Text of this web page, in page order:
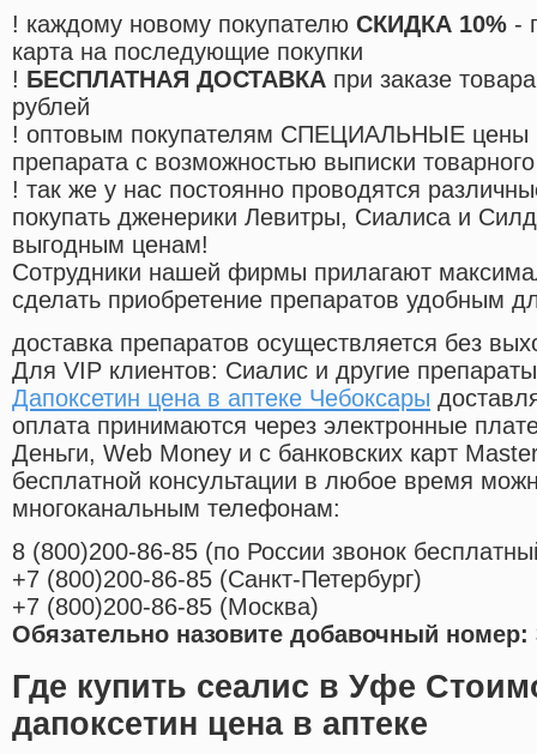
! каждому новому покупателю СКИДКА 10% -
карта на последующие покупки
! БЕСПЛАТНАЯ ДОСТАВКА при заказе
рублей
! оптовым покупателям СПЕЦИАЛЬНЫЕ цены
препарата с возможностью выписки
! так же у нас постоянно проводятся
покупать дженерики Левитры, Сиалиса и
выгодным ценам!
Cотрудники нашей фирмы прилагают
сделать приобретение препаратов удобным
доставка препаратов осуществляется без
Для VIP клиентов: Сиалис и другие
Дапоксетин цена в аптеке Чебоксары
оплата принимаются через электронные
Деньги, Web Money и с банковских карт
бесплатной консультации в любое время
многоканальным телефонам:
8 (800)200-86-85 (по России звонок
+7 (800)200-86-85 (Санкт-Петербург)
+7 (800)200-86-85 (Москва)
Обязательно назовите добавочный номер:
Где купить сеалис в Уфе
дапоксетин цена в аптеке